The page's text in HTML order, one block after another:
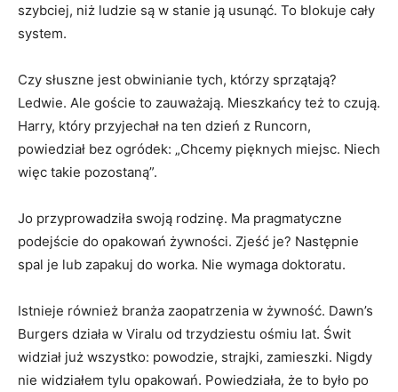
szybciej, niż ludzie są w stanie ją usunąć. To blokuje cały
system.
Czy słuszne jest obwinianie tych, którzy sprzątają?
Ledwie. Ale goście to zauważają. Mieszkańcy też to czują.
Harry, który przyjechał na ten dzień z Runcorn,
powiedział bez ogródek: „Chcemy pięknych miejsc. Niech
więc takie pozostaną”.
Jo przyprowadziła swoją rodzinę. Ma pragmatyczne
podejście do opakowań żywności. Zjeść je? Następnie
spal je lub zapakuj do worka. Nie wymaga doktoratu.
Istnieje również branża zaopatrzenia w żywność. Dawn’s
Burgers działa w Viralu od trzydziestu ośmiu lat. Świt
widział już wszystko: powodzie, strajki, zamieszki. Nigdy
nie widziałem tylu opakowań. Powiedziała, że ​​to było po